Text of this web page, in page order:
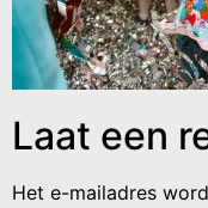
Laat een
Het e-mailadres